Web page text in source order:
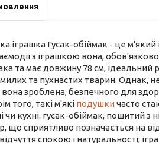
іграшка Гусак-обіймак - це м'який
з іграшкою вона,
та має довжину 78 см, ідеальний
та пухнастих тварин. Однак,
зроблена, безпечного для
того, такі м'які подушкичасто
кухні. гусак-обіймак, пошитий з
що сприятливо позначається на
спокою і натуральності;